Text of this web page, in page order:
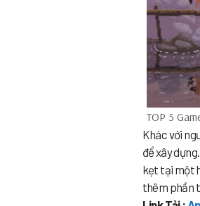
TOP 5
Khác với
để xây
kẹt tại một
thêm phần